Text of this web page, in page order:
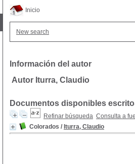
Inicio
New search
Información del autor
Autor Iturra, Claudio
Documentos disponibles
Refinar búsqueda Consulta a
Colorados / Iturra, Claudio